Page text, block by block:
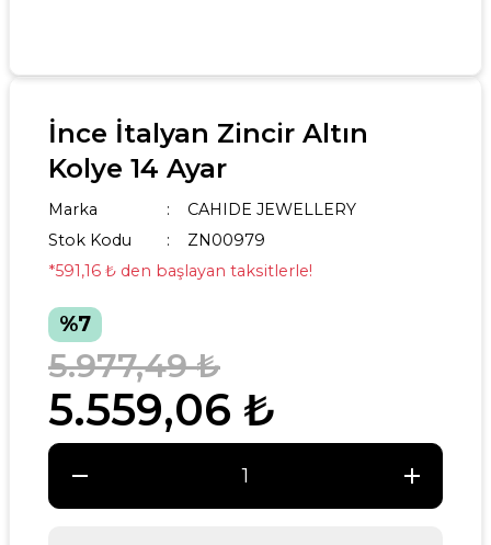
İnce İtalyan Zincir Altın
Kolye 14 Ayar
Marka
CAHIDE JEWELLERY
Stok Kodu
ZN00979
*591,16 ₺ den başlayan taksitlerle!
%7
5.559,06 ₺
5.977,49 ₺